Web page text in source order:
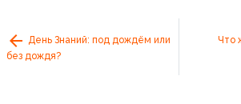
День Знаний: под дождём или
без дождя?
Что